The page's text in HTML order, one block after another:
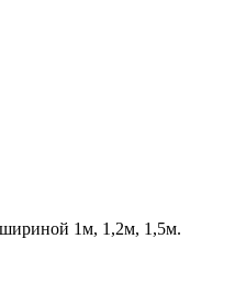
1м, 1,2м, 1,5м.